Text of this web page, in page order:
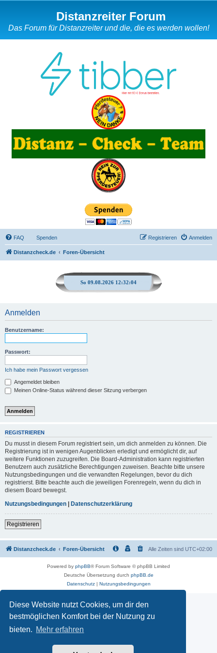
Diese Website nutzt Cookies, um dir den
bestmöglichen Komfort bei der Nutzung zu
bieten. Mehr erfahren
Distanzreiter Forum
Das Forum für Distanzreiter und die, die es werden wollen!
FAQ Spenden Anmelden
Registrieren
Distanzcheck.de Foren-Übersicht
So 09.08.2026 12:32:04
Anmelden
Benutzername:
Passwort:
Ich habe mein Passwort vergessen
Angemeldet bleiben
Meinen Online-Status während dieser Sitzung verbergen
REGISTRIEREN
Du musst in diesem Forum registriert sein, um dich anmelden zu können. Die
Registrierung ist in wenigen Augenblicken erledigt und ermöglicht dir, auf
weitere Funktionen zuzugreifen. Die Board-Administration kann registrierten
Benutzern auch zusätzliche Berechtigungen zuweisen. Beachte bitte unsere
Nutzungsbedingungen und die verwandten Regelungen, bevor du dich
registrierst. Bitte beachte auch die jeweiligen Forenregeln, wenn du dich in
diesem Board bewegst.
Nutzungsbedingungen
Datenschutzerklärung
Registrieren
Distanzcheck.de Foren-Übersicht Alle Zeiten sind UTC+02:00
Powered by phpBB® Forum Software © phpBB Limited
Deutsche Übersetzung durch phpBB.de
Datenschutz| Nutzungsbedingungen